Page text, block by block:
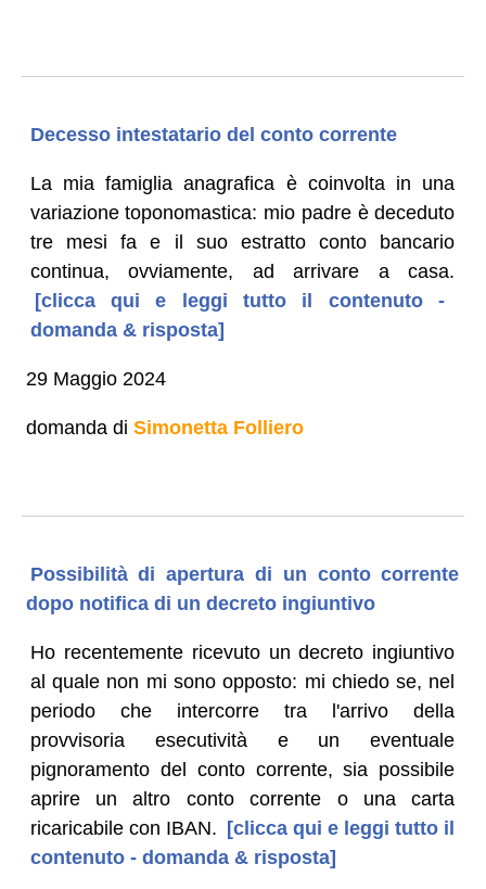
Decesso intestatario del conto corrente
La mia famiglia anagrafica è coinvolta in una
variazione toponomastica: mio padre è deceduto
tre mesi fa e il suo estratto conto bancario
continua, ovviamente, ad arrivare a casa.
[clicca qui e leggi tutto il contenuto -
domanda & risposta]
29 Maggio 2024
domanda di Simonetta Folliero
Possibilità di apertura di un conto corrente
dopo notifica di un decreto ingiuntivo
Ho recentemente ricevuto un decreto ingiuntivo
al quale non mi sono opposto: mi chiedo se, nel
periodo che intercorre tra l'arrivo della
provvisoria esecutività e un eventuale
pignoramento del conto corrente, sia possibile
aprire un altro conto corrente o una carta
ricaricabile con IBAN. [clicca qui e leggi tutto il
contenuto - domanda & risposta]